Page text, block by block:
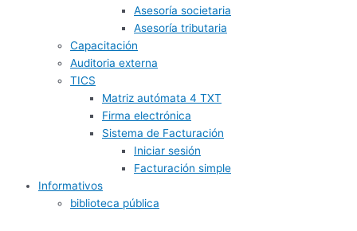
Asesoría societaria
Asesoría tributaria
Capacitación
Auditoria externa
TICS
Matriz autómata 4 TXT
Firma electrónica
Sistema de Facturación
Iniciar sesión
Facturación simple
Informativos
biblioteca pública